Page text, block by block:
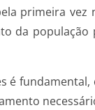
primeira
da
é